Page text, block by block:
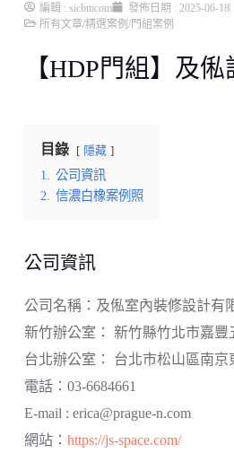
編輯 : sicbmcom 發佈日期 : 2025-06-18
所有文章/精選案例 /門組案例
【HDP門組】及俬
目錄 隱藏
1.
公司資訊
2.
信濃白橡案例照
公司資訊
公司名稱：及俬室內裝修設計有
新竹辦公室： 新竹縣竹北市嘉豐
台北辦公室： 台北市松山區南京
電話：03-6684661
E-mail : erica@prague-n.com
網站： https://js-space.com/